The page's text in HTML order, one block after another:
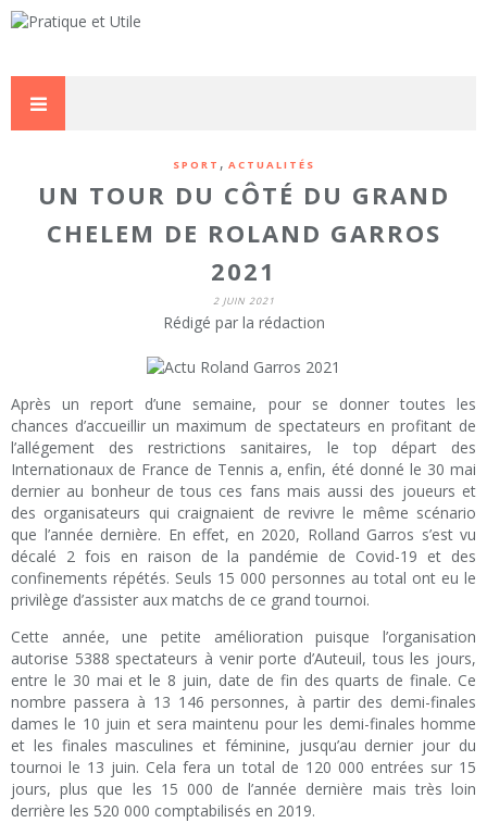
SPORT , ACTUALITÉS
UN TOUR DU CÔTÉ DU GRAND
CHELEM DE ROLAND GARROS
2021
2 JUIN 2021
Rédigé par la rédaction
Après un report d’une semaine, pour se donner toutes les
chances d’accueillir un maximum de spectateurs en profitant de
l’allégement des restrictions sanitaires, le top départ des
Internationaux de France de Tennis a, enfin, été donné le 30 mai
dernier au bonheur de tous ces fans mais aussi des joueurs et
des organisateurs qui craignaient de revivre le même scénario
que l’année dernière. En effet, en 2020, Rolland Garros s’est vu
décalé 2 fois en raison de la pandémie de Covid-19 et des
confinements répétés. Seuls 15 000 personnes au total ont eu le
privilège d’assister aux matchs de ce grand tournoi.
Cette année, une petite amélioration puisque l’organisation
autorise 5388 spectateurs à venir porte d’Auteuil, tous les jours,
entre le 30 mai et le 8 juin, date de fin des quarts de finale. Ce
nombre passera à 13 146 personnes, à partir des demi-finales
dames le 10 juin et sera maintenu pour les demi-finales homme
et les finales masculines et féminine, jusqu’au dernier jour du
tournoi le 13 juin. Cela fera un total de 120 000 entrées sur 15
jours, plus que les 15 000 de l’année dernière mais très loin
derrière les 520 000 comptabilisés en 2019.